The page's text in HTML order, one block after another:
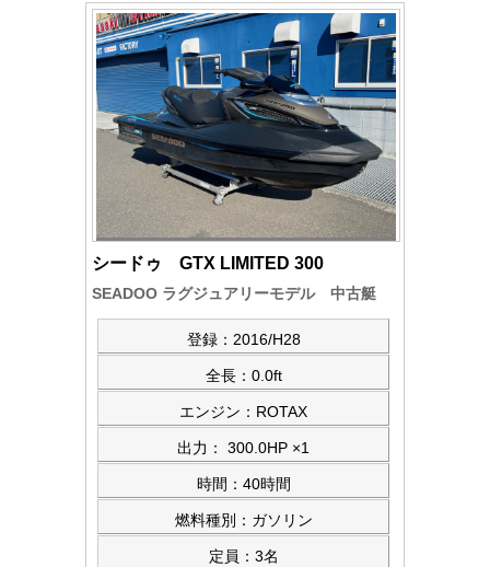
シードゥ GTX LIMITED 300
SEADOO ラグジュアリーモデル 中古艇
登録：2016/H28
全長：0.0ft
エンジン：ROTAX
出力： 300.0HP ×1
時間：40時間
燃料種別：ガソリン
定員：3名